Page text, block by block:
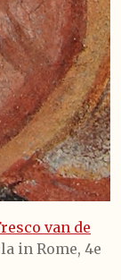
van de
in Rome, 4e